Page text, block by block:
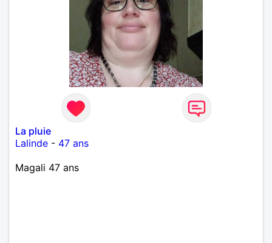
La pluie
Lalinde - 47 ans
Magali 47 ans